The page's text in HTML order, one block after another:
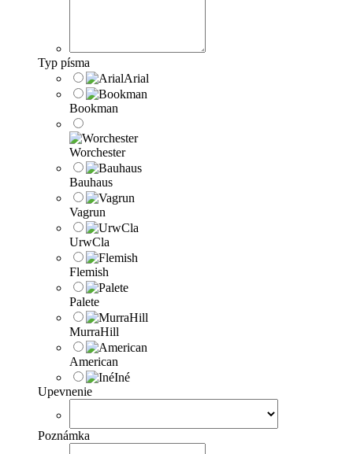
Typ písma
Arial
Bookman
Worchester
Bauhaus
Vagrun
UrwCla
Flemish
Palete
MurraHill
American
Iné
Upevnenie
Poznámka